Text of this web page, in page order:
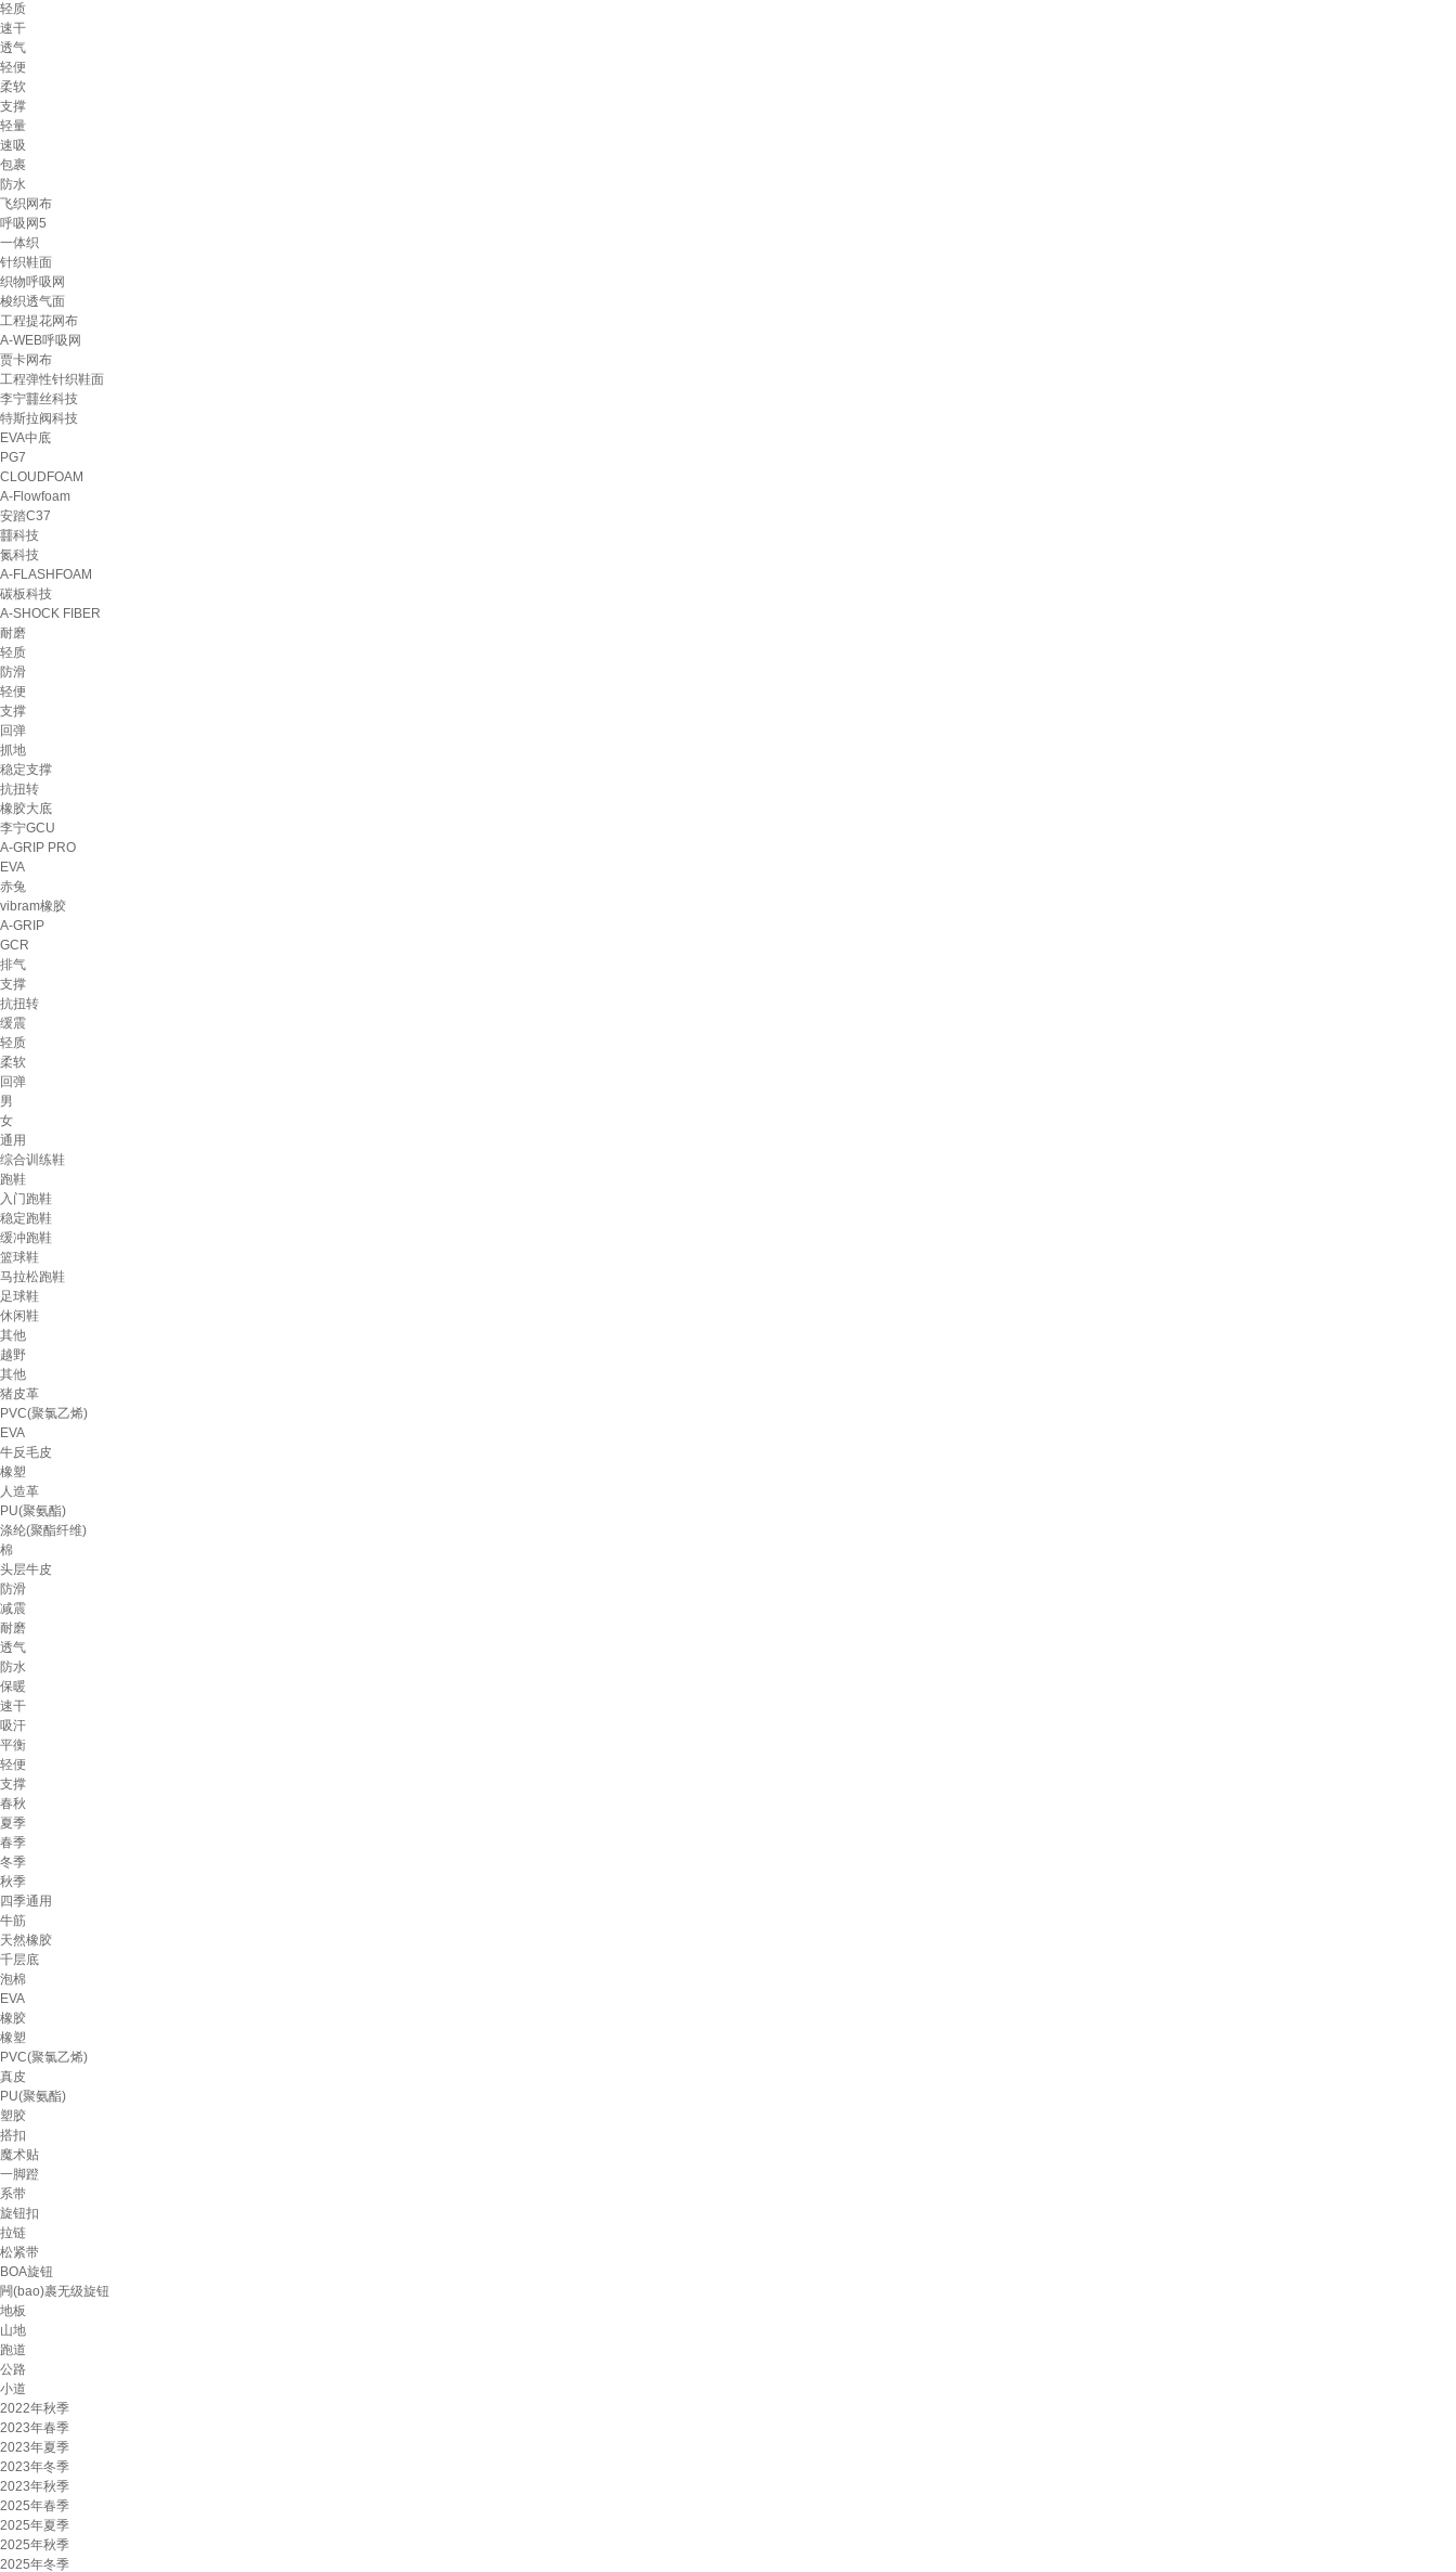
轻质
速干
透气
轻便
柔软
支撑
轻量
速吸
包裹
防水
飞织网布
呼吸网5
一体织
针织鞋面
织物呼吸网
梭织透气面
工程提花网布
A-WEB呼吸网
贾卡网布
工程弹性针织鞋面
李宁䨻丝科技
特斯拉阀科技
EVA中底
PG7
CLOUDFOAM
A-Flowfoam
安踏C37
䨻科技
氮科技
A-FLASHFOAM
碳板科技
A-SHOCK FIBER
耐磨
轻质
防滑
轻便
支撑
回弹
抓地
稳定支撑
抗扭转
橡胶大底
李宁GCU
A-GRIP PRO
EVA
赤兔
vibram橡胶
A-GRIP
GCR
排气
支撑
抗扭转
缓震
轻质
柔软
回弹
男
女
通用
综合训练鞋
跑鞋
入门跑鞋
稳定跑鞋
缓冲跑鞋
篮球鞋
马拉松跑鞋
足球鞋
休闲鞋
其他
越野
其他
猪皮革
PVC(聚氯乙烯)
EVA
牛反毛皮
橡塑
人造革
PU(聚氨酯)
涤纶(聚酯纤维)
棉
头层牛皮
防滑
减震
耐磨
透气
防水
保暖
速干
吸汗
平衡
轻便
支撑
春秋
夏季
春季
冬季
秋季
四季通用
牛筋
天然橡胶
千层底
泡棉
EVA
橡胶
橡塑
PVC(聚氯乙烯)
真皮
PU(聚氨酯)
塑胶
搭扣
魔术贴
一脚蹬
系带
旋钮扣
拉链
松紧带
BOA旋钮
闁(bao)裹无级旋钮
地板
山地
跑道
公路
小道
2022年秋季
2023年春季
2023年夏季
2023年冬季
2023年秋季
2025年春季
2025年夏季
2025年秋季
2025年冬季